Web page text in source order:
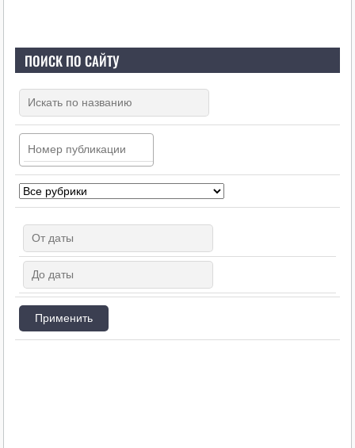
ПОИСК ПО САЙТУ